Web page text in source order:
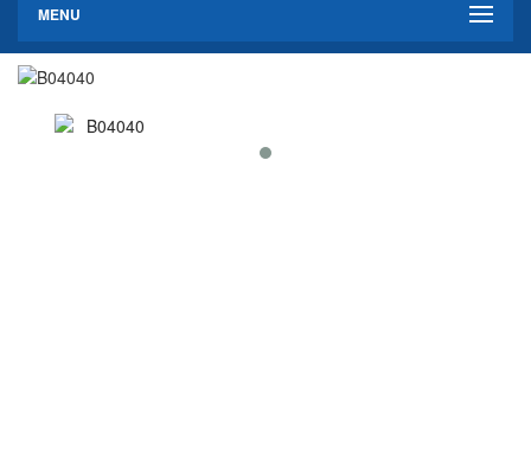
MENU